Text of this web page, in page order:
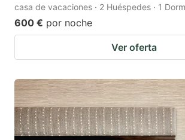
casa de vacaciones · 2 Huéspedes · 1
600 € por noche
Ver oferta